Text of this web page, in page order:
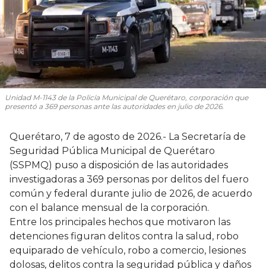
Unidad M-1143 de la Policía Municipal de Querétaro, corporación que
presentó a 369 personas ante las autoridades en julio de 2026.
Querétaro, 7 de agosto de 2026.- La Secretaría de
Seguridad Pública Municipal de Querétaro
(SSPMQ) puso a disposición de las autoridades
investigadoras a 369 personas por delitos del fuero
común y federal durante julio de 2026, de acuerdo
con el balance mensual de la corporación.
Entre los principales hechos que motivaron las
detenciones figuran delitos contra la salud, robo
equiparado de vehículo, robo a comercio, lesiones
dolosas, delitos contra la seguridad pública y daños